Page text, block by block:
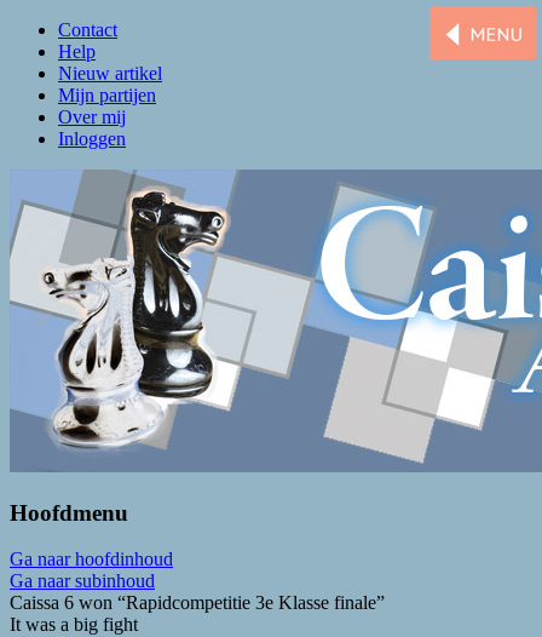
Contact
Help
Nieuw artikel
Mijn partijen
Over mij
Inloggen
Caissa Amsterdam
De levendigste schaakclub van Amsterdam
Hoofdmenu
Ga naar hoofdinhoud
Ga naar subinhoud
Caissa 6 won “Rapidcompetitie 3e Klasse finale”
It was a big fight